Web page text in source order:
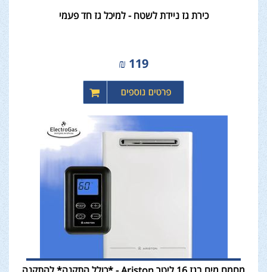
כירת גז ניידת לשטח - למיכל גז חד פעמי
119
₪